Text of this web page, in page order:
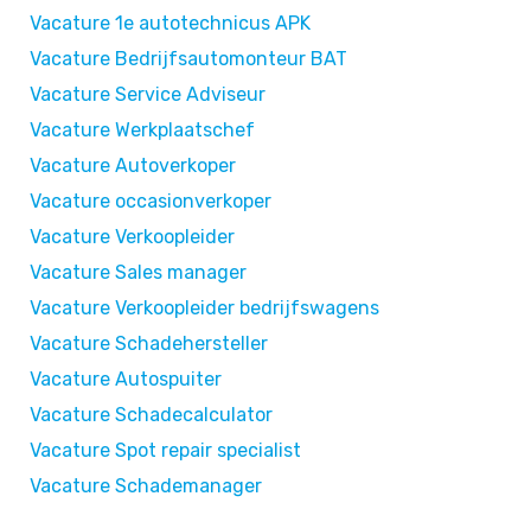
Vacature 1e autotechnicus APK
Vacature Bedrijfsautomonteur BAT
Vacature Service Adviseur
Vacature Werkplaatschef
Vacature Autoverkoper
Vacature occasionverkoper
Vacature Verkoopleider
Vacature Sales manager
Vacature Verkoopleider bedrijfswagens
Vacature Schadehersteller
Vacature Autospuiter
Vacature Schadecalculator
Vacature Spot repair specialist
Vacature Schademanager